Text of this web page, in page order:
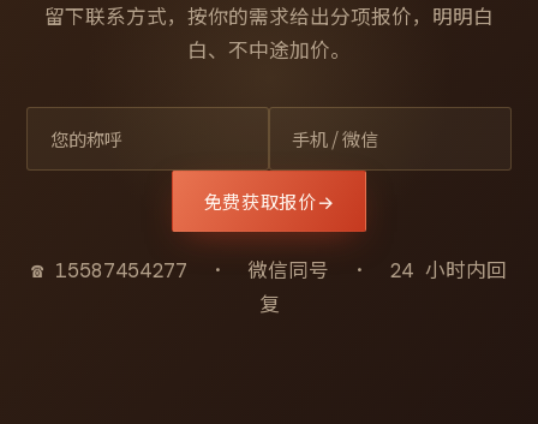
留下联系方式，按你的需求给出分项报价，明明白
白、不中途加价。
免费获取报价→
☎ 15587454277 · 微信同号 · 24 小时内回
复